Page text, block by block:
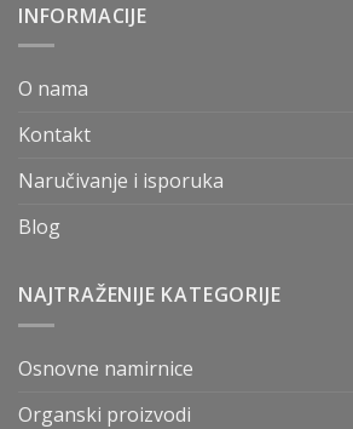
INFORMACIJE
O nama
Kontakt
Naručivanje i isporuka
Blog
NAJTRAŽENIJE KATEGORIJE
Osnovne namirnice
Organski proizvodi